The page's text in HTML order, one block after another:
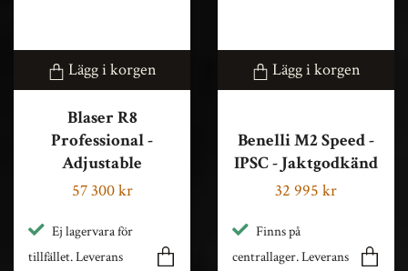
Lägg i korgen
Blaser R8
Professional -
Adjustable
57 300 kr
Ej lagervara för
tillfället. Leverans
Lägg i korgen
Benelli M2 Speed -
IPSC - Jaktgodkänd
32 995 kr
Finns på
centrallager. Leverans